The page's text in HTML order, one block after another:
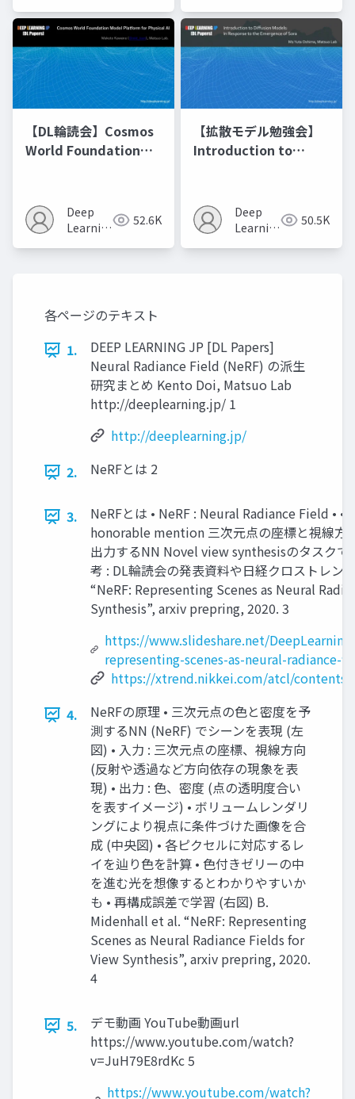
【DL輪読会】Cosmos
World Foundation
Deep
Learning
52.6K
【拡散モデル勉強会】
Introduction to
Deep
Learning
50.5K
各ページのテキスト
1.
DEEP LEARNING JP [DL Papers]
Neural Radiance Field (NeRF) の派生
研究まとめ Kento Doi, Matsuo Lab
http://deeplearning.jp/ 1
http://deeplearning.jp/
2.
NeRFとは 2
3.
NeRFとは • NeRF : Neural Radiance Field • •
honorable mention 三次元点の座標と視線方
出力するNN Novel view synthesisのタスクで
考 : DL輪読会の発表資料や日経クロストレン
“NeRF: Representing Scenes as Neural
Synthesis”, arxiv prepring, 2020. 3
https://www.slideshare.net/
representing-scenes-as-neural-radiance-
https://xtrend.nikkei.com/atcl/contents/
4.
NeRFの原理 • 三次元点の色と密度を予
測するNN (NeRF) でシーンを表現 (左
図) • 入力 : 三次元点の座標、視線方向
(反射や透過など方向依存の現象を表
現) • 出力 : 色、密度 (点の透明度合い
を表すイメージ) • ボリュームレンダリ
ングにより視点に条件づけた画像を合
成 (中央図) • 各ピクセルに対応するレ
イを辿り色を計算 • 色付きゼリーの中
を進む光を想像するとわかりやすいか
も • 再構成誤差で学習 (右図) B.
Midenhall et al. “NeRF: Representing
Scenes as Neural Radiance Fields for
View Synthesis”, arxiv prepring, 2020.
4
5.
デモ動画 YouTube動画url
https://www.youtube.com/watch?
v=JuH79E8rdKc 5
https://www.youtube.com/watch?